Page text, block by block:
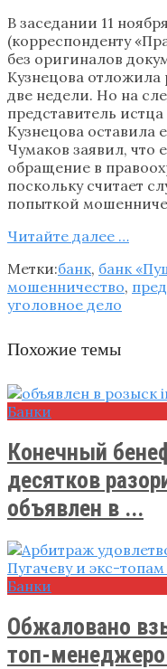
В заседании 11
(корреспонденту
без оригиналов
Кузнецова отложила
две недели. Но на
представитель
Кузнецова оставила
Чумаков заявил, что
обращение в
поскольку считает
попыткой
Читайте далее …
Метки:банк, банк
мошенничество,
уголовное дело
Похожие темы
Банки
Конечный
десятков
объявлен в ...
Банки
Обжаловано
топ-